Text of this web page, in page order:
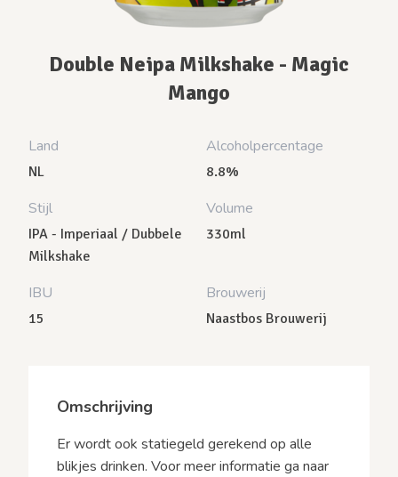
Double Neipa Milkshake - Magic
Mango
Land
NL
Alcoholpercentage
8.8%
Stijl
IPA - Imperiaal / Dubbele
Milkshake
Volume
330ml
IBU
15
Brouwerij
Naastbos Brouwerij
Omschrijving
Er wordt ook statiegeld gerekend op alle
blikjes drinken. Voor meer informatie ga naar